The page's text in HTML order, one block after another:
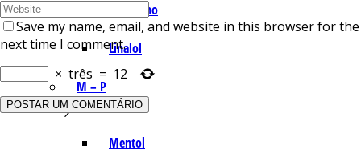
Limoneno
Linalol
M – P
Mentol
Save my name, email, and website in this browser for the
next time I comment.
× três = 12